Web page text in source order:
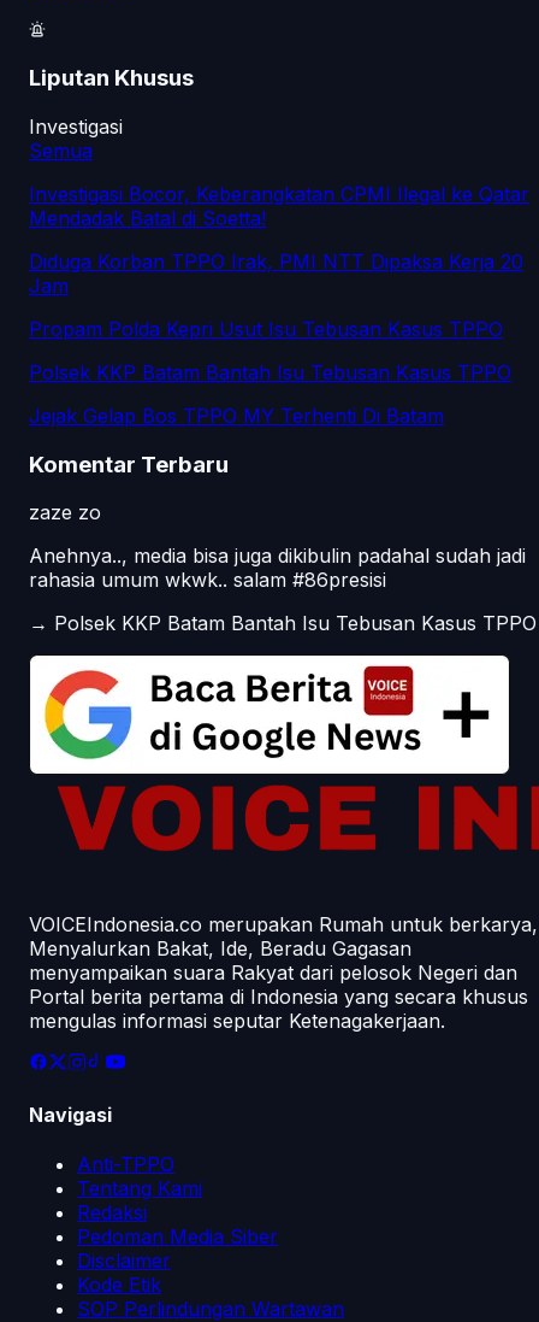
Liputan Khusus
Investigasi
Semua
Investigasi Bocor, Keberangkatan CPMI Ilegal ke Qatar
Mendadak Batal di Soetta!
Diduga Korban TPPO Irak, PMI NTT Dipaksa Kerja 20
Jam
Propam Polda Kepri Usut Isu Tebusan Kasus TPPO
Polsek KKP Batam Bantah Isu Tebusan Kasus TPPO
Jejak Gelap Bos TPPO MY Terhenti Di Batam
Komentar Terbaru
zaze zo
Anehnya.., media bisa juga dikibulin padahal sudah jadi
rahasia umum wkwk.. salam #86presisi
→ Polsek KKP Batam Bantah Isu Tebusan Kasus TPPO
VOICEIndonesia.co merupakan Rumah untuk berkarya,
Menyalurkan Bakat, Ide, Beradu Gagasan
menyampaikan suara Rakyat dari pelosok Negeri dan
Portal berita pertama di Indonesia yang secara khusus
mengulas informasi seputar Ketenagakerjaan.
Navigasi
Anti-TPPO
Tentang Kami
Redaksi
Pedoman Media Siber
Disclaimer
Kode Etik
SOP Perlindungan Wartawan